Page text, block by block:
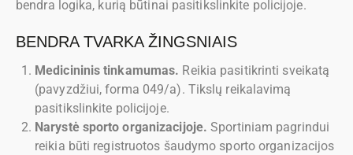
bendra logika, kurią būtinai pasitikslinkite policijoje.
BENDRA TVARKA ŽINGSNIAIS
Medicininis tinkamumas. Reikia pasitikrinti sveikatą
(pavyzdžiui, forma 049/a). Tikslų reikalavimą
pasitikslinkite policijoje.
Narystė sporto organizacijoje. Sportiniam pagrindui
reikia būti registruotos šaudymo sporto organizacijos